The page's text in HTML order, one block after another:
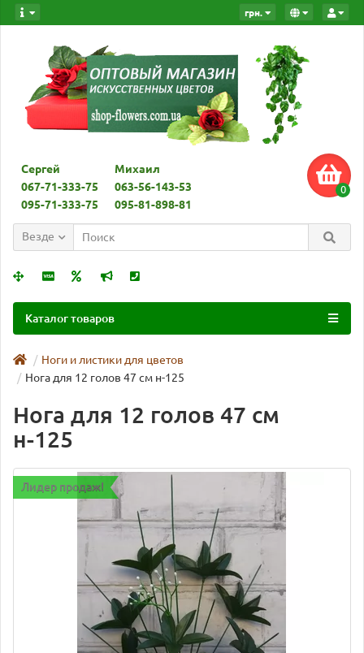
грн.
Сергей
067-71-333-75
095-71-333-75
Михаил
063-56-143-53
095-81-898-81
0
Везде
Каталог товаров
Ноги и листики для цветов
Нога для 12 голов 47 см н-125
Нога для 12 голов 47 см
н-125
Лидер продаж!